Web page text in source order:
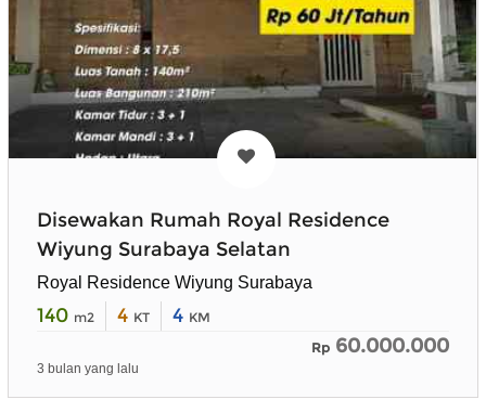
Disewakan Rumah Royal Residence
Wiyung Surabaya Selatan
Royal Residence Wiyung Surabaya
140 m2 4 KT 4 KM
Rp 60.000.000
3 bulan yang lalu